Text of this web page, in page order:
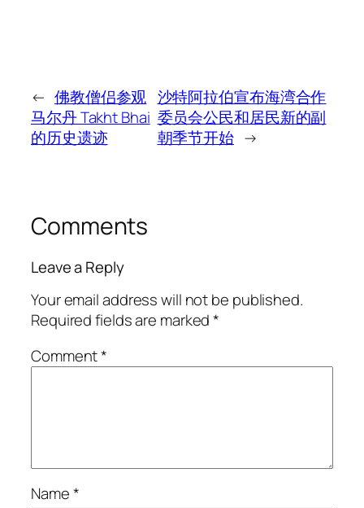
← 佛教僧侣参观
马尔丹 Takht Bhai
的历史遗迹
沙特阿拉伯宣布海湾合作
委员会公民和居民新的副
朝季节开始 →
Comments
Leave a Reply
Your email address will not be published.
Required fields are marked*
Comment*
Name*